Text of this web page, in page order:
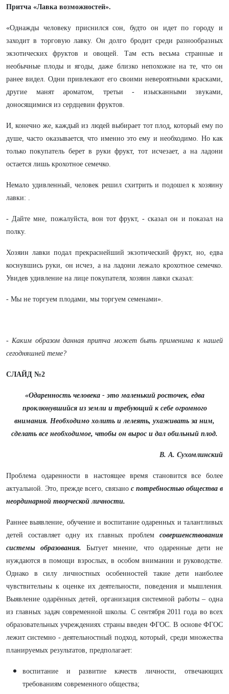
Притча «Лавка возможностей».
«Однажды человеку приснился сон, будто он идет по городу и
заходит в торговую лавку. Он долго бродит среди разнообразных
экзотических фруктов и овощей. Там есть весьма странные и
необычные плоды и ягоды, даже близко непохожие на те, что он
ранее видел. Одни привлекают его своими невероятными красками,
другие манят ароматом, третьи - изысканными звуками,
доносящимися из сердцевин фруктов.
И, конечно же, каждый из людей выбирает тот плод, который ему по
душе, часто оказывается, что именно это ему и необходимо. Но как
только покупатель берет в руки фрукт, тот исчезает, а на ладони
остается лишь крохотное семечко.
Немало удивленный, человек решил схитрить и подошел к хозяину
лавки: .
- Дайте мне, пожалуйста, вон тот фрукт, - сказал он и показал на
полку.
Хозяин лавки подал прекраснейший экзотический фрукт, но, едва
коснувшись руки, он исчез, а на ладони лежало крохотное семечко.
Увидев удивление на лице покупателя, хозяин лавки сказал:
- Мы не торгуем плодами, мы торгуем семенами».
- Каким образом данная притча может быть применима к нашей
сегодняшней теме?
СЛАЙД №2
«Одаренность человека - это маленький росточек, едва
проклюнувшийся из земли и требующий к себе огромного
внимания. Необходимо холить и лелеять, ухаживать за ним,
сделать все необходимое, чтобы он вырос и дал обильный плод.
В. А. Сухомлинский
Проблема одаренности в настоящее время становится все более
актуальной. Это, прежде всего, связано с потребностью общества в
неординарной творческой личности.
Раннее выявление, обучение и воспитание одаренных и талантливых
детей составляет одну их главных проблем совершенствования
системы образования. Бытует мнение, что одаренные дети не
нуждаются в помощи взрослых, в особом внимании и руководстве.
Однако в силу личностных особенностей такие дети наиболее
чувствительны к оценке их деятельности, поведения и мышления.
Выявление одарённых детей, организация системной работы – одна
из главных задач современной школы. С сентября 2011 года во всех
образовательных учреждениях страны введен ФГОС. В основе ФГОС
лежит системно - деятельностный подход, который, среди множества
планируемых результатов, предполагает:
воспитание и развитие качеств личности, отвечающих
требованиям современного общества;